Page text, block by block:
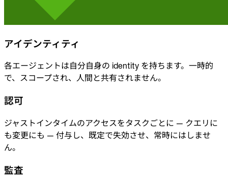
アイデンティティ
各エージェントは自分自身の identity を持ちます。一時的
で、スコープされ、人間と共有されません。
認可
ジャストインタイムのアクセスをタスクごとに — クエリに
も変更にも — 付与し、既定で失効させ、常時にはしませ
ん。
監査